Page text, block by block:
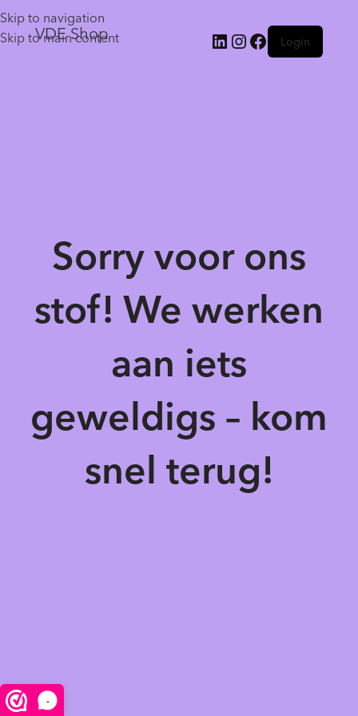
-
Skip to navigation
Skip to main content
VDE Shop Login
Sorry voor ons
stof! We werken
aan iets
geweldigs – kom
snel terug!